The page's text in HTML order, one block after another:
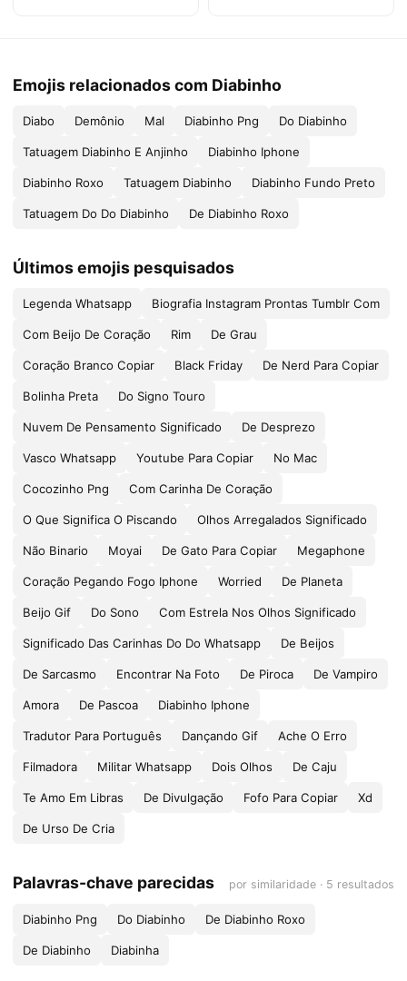
Emojis relacionados com Diabinho
Diabo Demônio Mal Diabinho Png Do Diabinho
Tatuagem Diabinho E Anjinho Diabinho Iphone
Diabinho Roxo Tatuagem Diabinho Diabinho Fundo Preto
Tatuagem Do Do Diabinho De Diabinho Roxo
Últimos emojis pesquisados
Legenda Whatsapp Biografia Instagram Prontas Tumblr Com
Com Beijo De Coração Rim De Grau
Coração Branco Copiar Black Friday De Nerd Para Copiar
Bolinha Preta Do Signo Touro
Nuvem De Pensamento Significado De Desprezo
Vasco Whatsapp Youtube Para Copiar No Mac
Cocozinho Png Com Carinha De Coração
O Que Significa O Piscando Olhos Arregalados Significado
Não Binario Moyai De Gato Para Copiar Megaphone
Coração Pegando Fogo Iphone Worried De Planeta
Beijo Gif Do Sono Com Estrela Nos Olhos Significado
Significado Das Carinhas Do Do Whatsapp De Beijos
De Sarcasmo Encontrar Na Foto De Piroca De Vampiro
Amora De Pascoa Diabinho Iphone
Tradutor Para Português Dançando Gif Ache O Erro
Filmadora Militar Whatsapp Dois Olhos De Caju
Te Amo Em Libras De Divulgação Fofo Para Copiar Xd
De Urso De Cria
Palavras-chave parecidas por similaridade · 5 resultados
Diabinho Png Do Diabinho De Diabinho Roxo
De Diabinho Diabinha